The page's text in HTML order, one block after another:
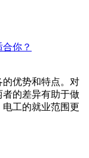
优势和特点。对
的差异有助于做
工的就业范围更